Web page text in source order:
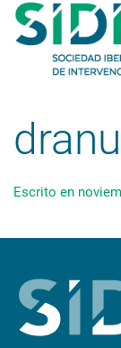
Skip to main
Escrito en